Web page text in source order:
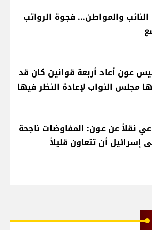
النائب والمواطن... فجوة الرواتب
عون أعاد أربعة قوانين كان قد
مجلس النواب لإعادة النظر فيها
نقلاً عن عون: المفاوضات ناجحة
إسرائيل أن تتعاون قليلاً